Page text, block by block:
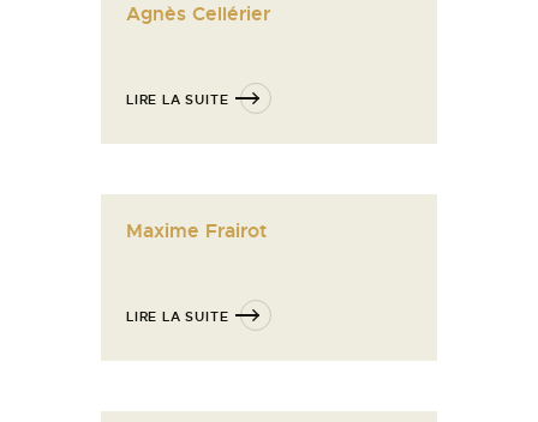
Agnès Cellérier
LIRE LA SUITE
Maxime Frairot
LIRE LA SUITE